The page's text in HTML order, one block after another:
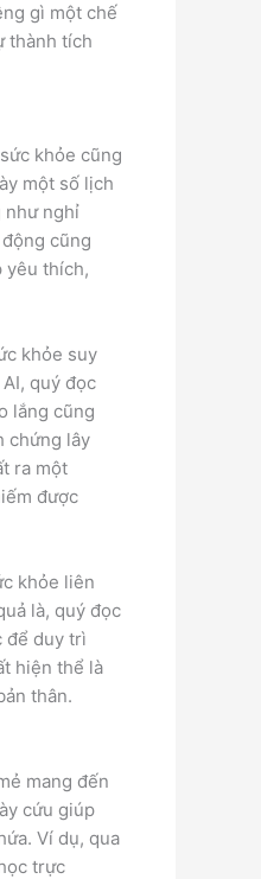
gì một chế
thành tích
khỏe cũng
một số lịch
như nghỉ
cũng
yêu thích,
khỏe suy
quý đọc
lắng cũng
chứng lây
ra một
được
khỏe liên
là, quý đọc
để duy trì
hiện thể là
thân.
mang đến
cứu giúp
Ví dụ, qua
trực